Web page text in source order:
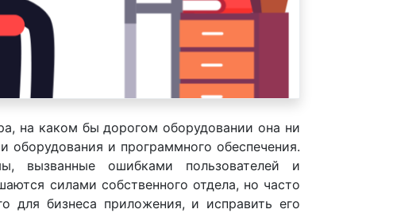
на каком бы дорогом оборудовании она ни
оборудования и программного обеспечения.
вызванные ошибками пользователей и
силами собственного отдела, но часто
для бизнеса приложения, и исправить его